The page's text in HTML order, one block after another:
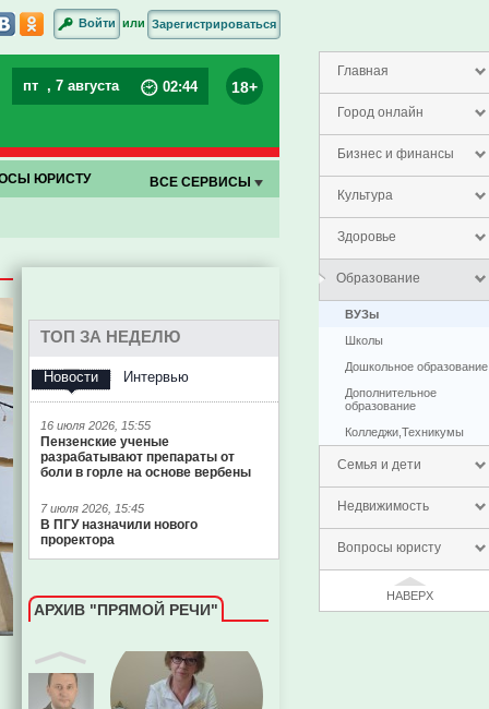
Главная
Город онлайн
Бизнес и финансы
Культура
Здоровье
Образование
ВУЗы
Школы
Дошкольное образование
Дополнительное
образование
Колледжи,Техникумы
Семья и дети
Недвижимость
Вопросы юристу
НАВЕРХ
Войти или Зарегистрироваться
пт , 7 августа 02:44 18+
ЮРИСТУ ВСЕ СЕРВИСЫ
ТОП ЗА НЕДЕЛЮ
Новости Интервью
16 июля 2026, 15:55
Пензенские ученые
разрабатывают препараты от
боли в горле на основе вербены
7 июля 2026, 15:45
В ПГУ назначили нового
проректора
АРХИВ "ПРЯМОЙ РЕЧИ"
Евгений Пазечко